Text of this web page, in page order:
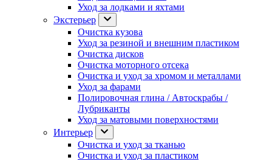
Уход за лодками и яхтами
Экстерьер
Очистка кузова
Уход за резиной и внешним пластиком
Очистка дисков
Очистка моторного отсека
Очистка и уход за хромом и металлами
Уход за фарами
Полировочная глина / Автоскрабы /
Лубриканты
Уход за матовыми поверхностями
Интерьер
Очистка и уход за тканью
Очистка и уход за пластиком